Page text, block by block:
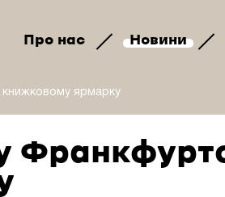
Про нас Новини
книжковому ярмарку